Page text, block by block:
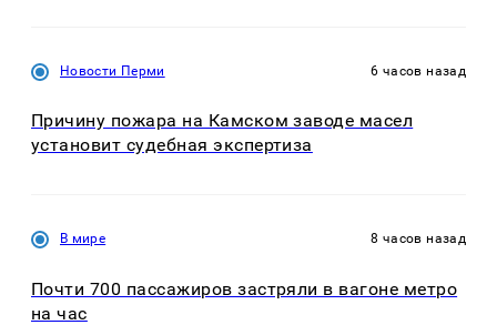
Новости Перми 6 часов назад
Причину пожара на Камском заводе масел
установит судебная экспертиза
В мире 8 часов назад
Почти 700 пассажиров застряли в вагоне метро
на час